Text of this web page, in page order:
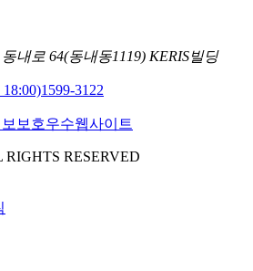
내로 64(동내동1119) KERIS빌딩
1599-3122
RESERVED